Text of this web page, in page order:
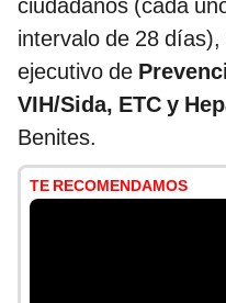
ciudadanos (cada
intervalo de 28
ejecutivo de
VIH/Sida, ETC y
Benites.
TE RECOMENDAMOS